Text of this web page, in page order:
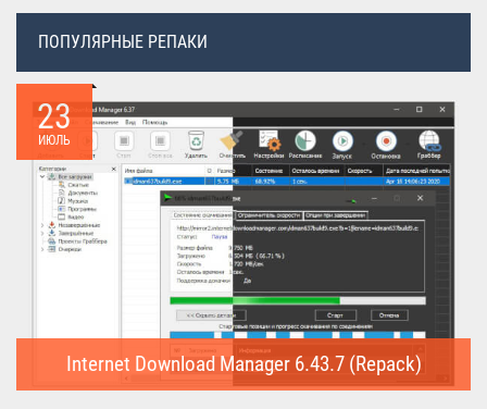
ПОПУЛЯРНЫЕ РЕПАКИ
23
ИЮЛЬ
Internet Download Manager 6.43.7 (Repack)